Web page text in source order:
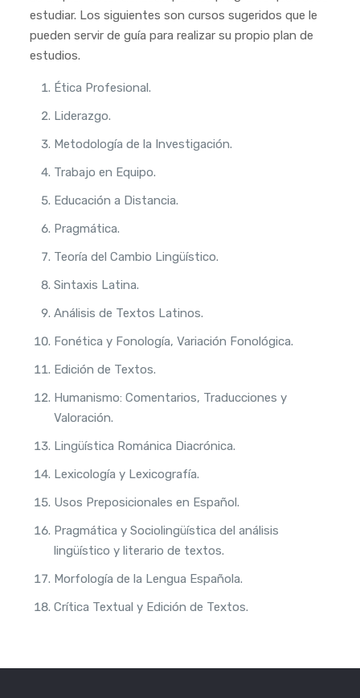
estudiar. Los siguientes son cursos sugeridos que le
pueden servir de guía para realizar su propio plan de
estudios.
Ética Profesional.
Liderazgo.
Metodología de la Investigación.
Trabajo en Equipo.
Educación a Distancia.
Pragmática.
Teoría del Cambio Lingüístico.
Sintaxis Latina.
Análisis de Textos Latinos.
Fonética y Fonología, Variación Fonológica.
Edición de Textos.
Humanismo: Comentarios, Traducciones y
Valoración.
Lingüística Románica Diacrónica.
Lexicología y Lexicografía.
Usos Preposicionales en Español.
Pragmática y Sociolingüística del análisis
lingüístico y literario de textos.
Morfología de la Lengua Española.
Crítica Textual y Edición de Textos.